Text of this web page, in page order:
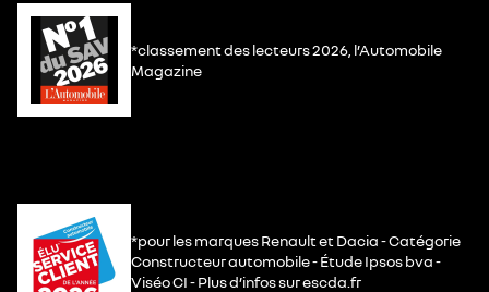
*classement des lecteurs 2026, l’Automobile
Magazine
*pour les marques Renault et Dacia - Catégorie
Constructeur automobile - Étude Ipsos bva -
Viséo CI - Plus d’infos sur escda.fr